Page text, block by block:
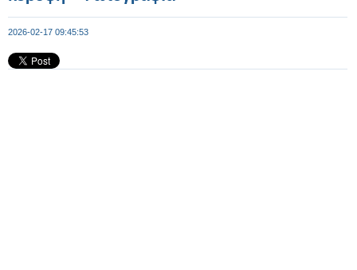
2026-02-17 09:45:53